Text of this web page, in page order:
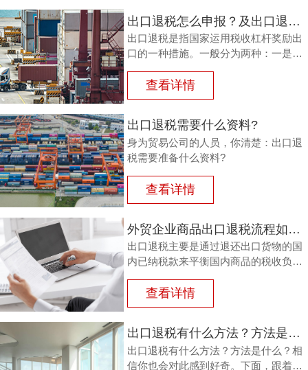
出口退税怎么申报？及出口退税怎么进行填写增值税申报表?
出口退税是指国家运用税收杠杆奖励出
口的一种措施。一般分为两种：一是退
或半成品，加工制成产品出口时，退还
其已纳的进口税。
查看详情
出口退税需要什么资料?
身为贸易公司的人员，你清楚：出口退
税需要准备什么资料?
查看详情
外贸企业商品出口退税流程如何？鸿裕以鞋业公司申请出口退税为例
出口退税主要是通过退还出口货物的国
内已纳税款来平衡国内商品的税收负
品出口退税流程如何？能退多少？广州
鸿裕财税以下用案例说明。
查看详情
出口退税有什么方法？方法是什么？
出口退税有什么方法？方法是什么？相
信你也会对此感到好奇。下面，跟着广